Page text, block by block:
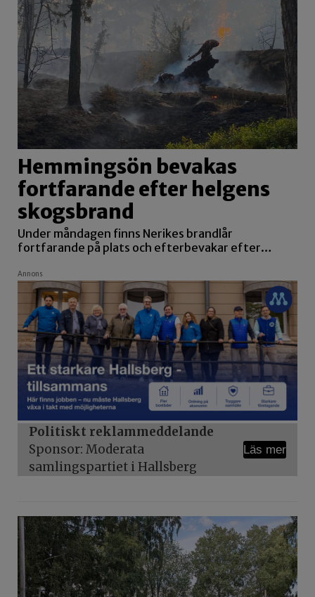
Hemmingsön bevakas
fortfarande efter helgens
skogsbrand
Under måndagen finns Nerikes brandlår
fortfarande på plats och efterbevakar efter…
Annons
Politiskt reklammeddelande
Sponsor: Moderata
samlingspartiet i Hallsberg
Läs mer